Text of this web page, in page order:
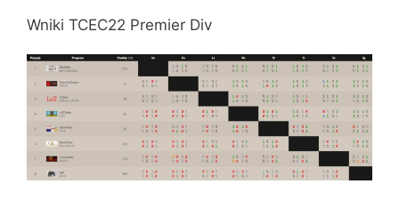
Wniki TCEC22 Premier Div